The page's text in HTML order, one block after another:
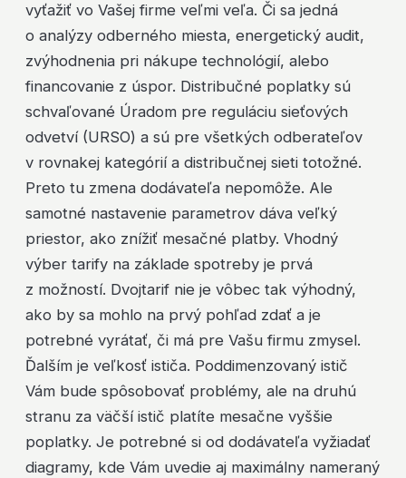
vyťažiť vo Vašej firme veľmi veľa. Či sa jedná
o analýzy odberného miesta, energetický audit,
zvýhodnenia pri nákupe technológií, alebo
financovanie z úspor. Distribučné poplatky sú
schvaľované Úradom pre reguláciu sieťových
odvetví (URSO) a sú pre všetkých odberateľov
v rovnakej kategórií a distribučnej sieti totožné.
Preto tu zmena dodávateľa nepomôže. Ale
samotné nastavenie parametrov dáva veľký
priestor, ako znížiť mesačné platby. Vhodný
výber tarify na základe spotreby je prvá
z možností. Dvojtarif nie je vôbec tak výhodný,
ako by sa mohlo na prvý pohľad zdať a je
potrebné vyrátať, či má pre Vašu firmu zmysel.
Ďalším je veľkosť ističa. Poddimenzovaný istič
Vám bude spôsobovať problémy, ale na druhú
stranu za väčší istič platíte mesačne vyššie
poplatky. Je potrebné si od dodávateľa vyžiadať
diagramy, kde Vám uvedie aj maximálny nameraný